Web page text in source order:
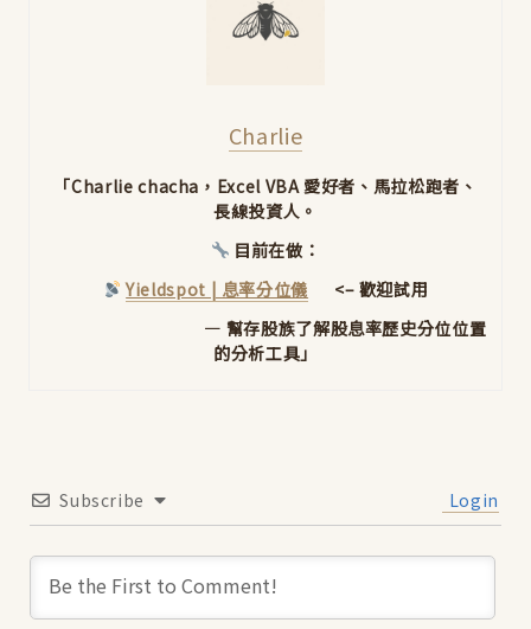
Charlie
「Charlie chacha，Excel VBA 愛好者、馬拉松跑者、
長線投資人。
目前在做：
Yieldspot | 息率分位儀 <– 歡迎試用
— 幫存股族了解股息率歷史分位位置
的分析工具」
Subscribe Login